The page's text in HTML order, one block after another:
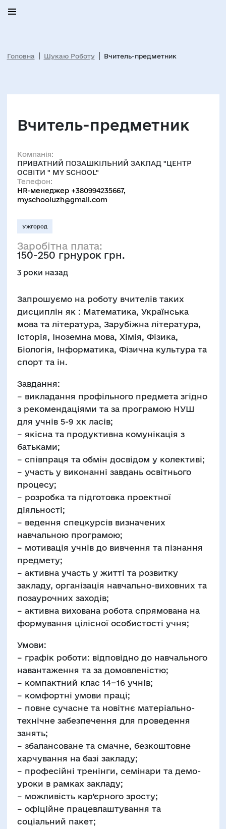
Головна Шукаю Роботу Вчитель-предметник
Вчитель-предметник
Компанія:
ПРИВАТНИЙ ПОЗАШКІЛЬНИЙ ЗАКЛАД "ЦЕНТР
ОСВІТИ " MY SCHOOL"
Телефон:
HR-менеджер +380994235667,
myschooluzh@gmail.com
Ужгород
Заробітна плата:
150-250 грнурок грн.
3 роки назад
Запрошуємо на роботу вчителів таких
дисциплін як : Математика, Українська
мова та література, Зарубіжна література,
Історія, Іноземна мова, Хімія, Фізика,
Біологія, Інформатика, Фізична культура та
спорт та ін.
Завдання:
– викладання профільного предмета згідно
з рекомендаціями та за програмою НУШ
для учнів 5-9 хк ласів;
– якісна та продуктивна комунікація з
батьками;
– співпраця та обмін досвідом у колективі;
– участь у виконанні завдань освітнього
процесу;
– розробка та підготовка проектної
діяльності;
– ведення спецкурсів визначених
навчальною програмою;
– мотивація учнів до вивчення та пізнання
предмету;
– активна участь у житті та розвитку
закладу, організація навчально-виховних та
позаурочних заходів;
– активна вихована робота спрямована на
формування цілісної особистості учня;
Умови:
– графік роботи: відповідно до навчального
навантаження та за домовленістю;
– компактний клас 14−16 учнів;
– комфортні умови праці;
– повне сучасне та новітнє матеріально-
технічне забезпечення для проведення
занять;
– збалансоване та смачне, безкоштовне
харчування на базі закладу;
– професійні тренінги, семінари та демо-
уроки в рамках закладу;
– можливість кар’єрного зросту;
– офіційне працевлаштування та
соціальний пакет;